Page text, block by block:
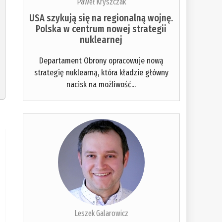
USA szykują się na regionalną wojnę.
Polska w centrum nowej strategii
nuklearnej
Departament Obrony opracowuje nową
strategię nuklearną, która kładzie główny
nacisk na możliwość...
Leszek Galarowicz